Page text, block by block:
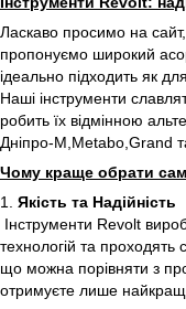
Ласкаво просимо на
пропонуємо широкий
ідеально підходить як
Наші інструменти
робить їх відмінною
Дніпро-М,Metabo,Grand
Чому краще обрати
1. Якість та Надійність
Інструменти Revolt
технологій та проходять
що можна порівняти з
отримуєте лише